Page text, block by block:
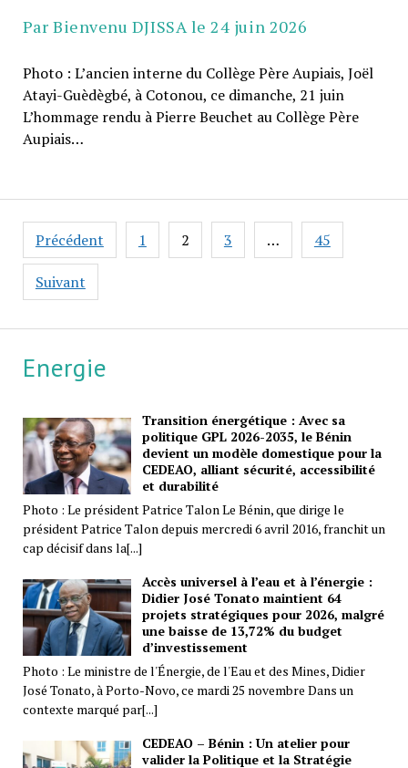
Energie
Transition énergétique : Avec sa
politique GPL 2026-2035, le Bénin
devient un modèle domestique pour la
CEDEAO, alliant sécurité, accessibilité
et durabilité
Photo : Le président Patrice Talon Le Bénin, que dirige le
président Patrice Talon depuis mercredi 6 avril 2016, franchit un
cap décisif dans la[...]
Accès universel à l’eau et à l’énergie :
Didier José Tonato maintient 64
projets stratégiques pour 2026, malgré
une baisse de 13,72% du budget
d’investissement
Photo : Le ministre de l'Énergie, de l'Eau et des Mines, Didier
José Tonato, à Porto-Novo, ce mardi 25 novembre Dans un
contexte marqué par[...]
CEDEAO – Bénin : Un atelier pour
valider la Politique et la Stratégie
Par Bienvenu DJISSA le 24 juin 2026
Photo : L’ancien interne du Collège Père Aupiais, Joël
Atayi-Guèdègbé, à Cotonou, ce dimanche, 21 juin
L’hommage rendu à Pierre Beuchet au Collège Père
Aupiais…
Pagination
des
publications
Précédent 1 2 3 … 45
Suivant